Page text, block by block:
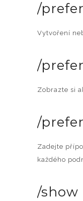
/
Vytvoření
/
Zobrazte si
/
Zadejte
každého
/show